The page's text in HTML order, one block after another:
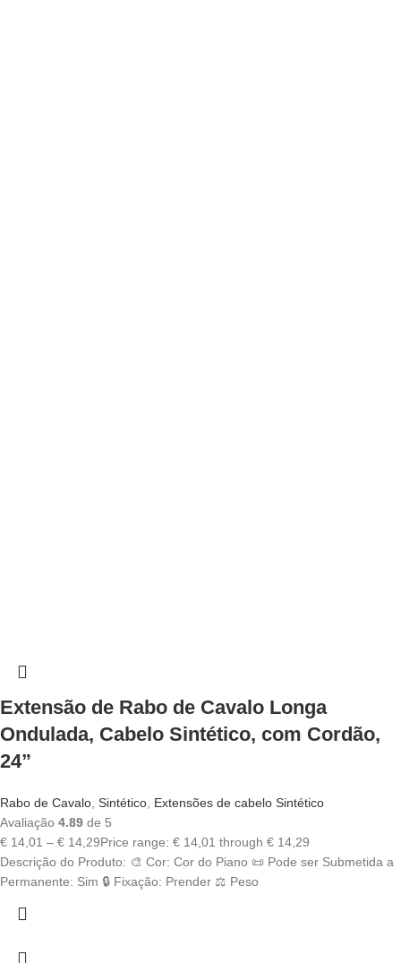
Extensão de Rabo de Cavalo Longa
Ondulada, Cabelo Sintético, com Cordão,
24”
Rabo de Cavalo, Sintético, Extensões de cabelo Sintético
Avaliação 4.89 de 5
€ 14,01 – € 14,29Price range: € 14,01 through € 14,29
Descrição do Produto: 🎨 Cor: Cor do Piano 📜 Pode ser Submetida a
Permanente: Sim 🔒 Fixação: Prender ⚖️ Peso